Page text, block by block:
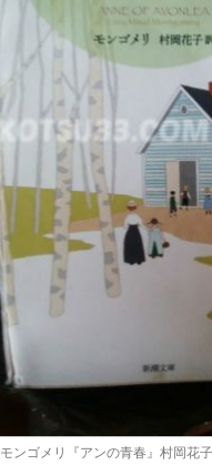
モンゴメリ『アンの青春』村岡花